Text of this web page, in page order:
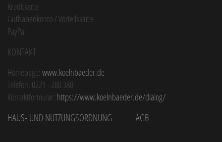
Kreditkarte
Guthabenkonto / Vorteilskarte
PayPal
Kontakt
Homepage: www.koelnbaeder.de
Telefon: 0221 - 280 380
Kontaktformular: https://www.koelnbaeder.de/dialog/
Haus- und Nutzungsordnung AGB